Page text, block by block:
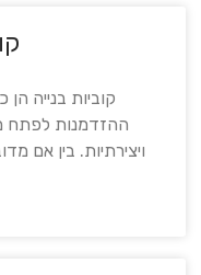
קוביות בנייה הן
ההזדמנות לפתח
ויצירתיות. בין אם